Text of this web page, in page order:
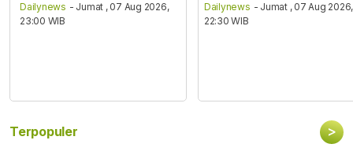
Dailynews - Jumat , 07 Aug 2026,
23:00 WIB
Dailynews - Jumat , 07 Aug 2026,
22:30 WIB
Terpopuler >